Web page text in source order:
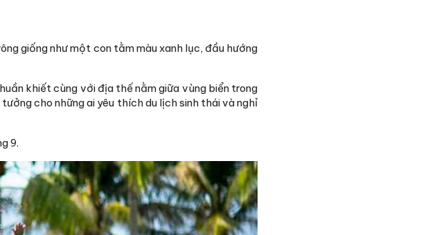
giống như một con tằm màu xanh lục, đầu hướng
khiết cùng với địa thế nằm giữa vùng biển trong
cho những ai yêu thích du lịch sinh thái và nghỉ
9.